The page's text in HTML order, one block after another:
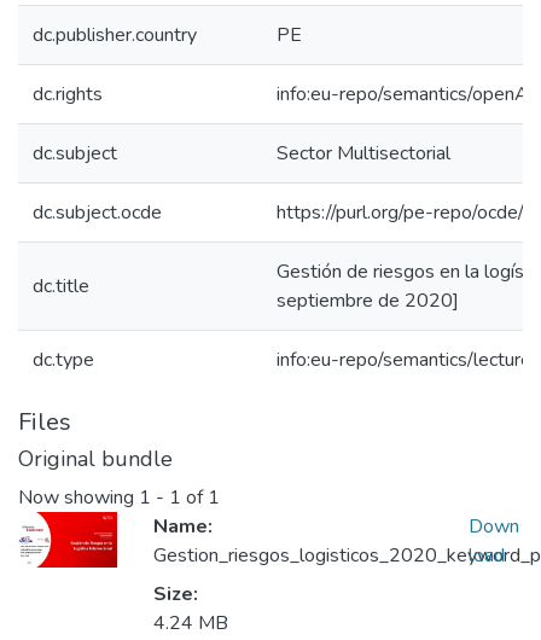
dc.publisher.country PE
dc.rights info:eu-repo/semantics/
dc.subject Sector Multisectorial
dc.subject.ocde https://purl.org/pe-repo/ocde/
dc.title
Gestión de riesgos en la
septiembre de 2020]
dc.type info:eu-repo/semantics/lecture
Files
Original bundle
Now showing 1 - 1 of 1
Name:
Size:
4.24 MB
Down
load